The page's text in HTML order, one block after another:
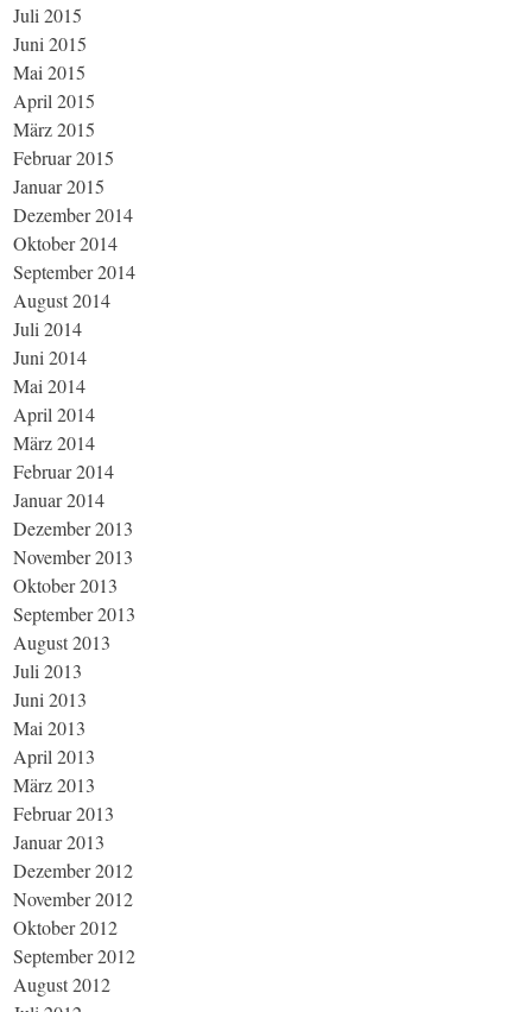
Juli 2015
Juni 2015
Mai 2015
April 2015
März 2015
Februar 2015
Januar 2015
Dezember 2014
Oktober 2014
September 2014
August 2014
Juli 2014
Juni 2014
Mai 2014
April 2014
März 2014
Februar 2014
Januar 2014
Dezember 2013
November 2013
Oktober 2013
September 2013
August 2013
Juli 2013
Juni 2013
Mai 2013
April 2013
März 2013
Februar 2013
Januar 2013
Dezember 2012
November 2012
Oktober 2012
September 2012
August 2012